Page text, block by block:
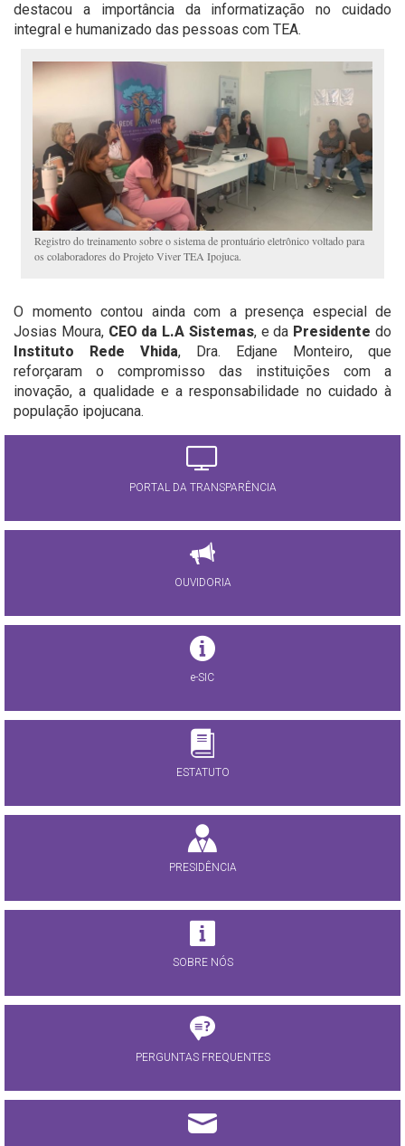
destacou a importância da informatização no cuidado
integral e humanizado das pessoas com TEA.
Registro do treinamento sobre o sistema de prontuário eletrônico voltado para
os colaboradores do Projeto Viver TEA Ipojuca.
O momento contou ainda com a presença especial de
Josias Moura, CEO da L.A Sistemas, e da Presidente do
Instituto Rede Vhida, Dra. Edjane Monteiro, que
reforçaram o compromisso das instituições com a
inovação, a qualidade e a responsabilidade no cuidado à
população ipojucana.
PORTAL DA TRANSPARÊNCIA
OUVIDORIA
e-SIC
ESTATUTO
PRESIDÊNCIA
SOBRE NÓS
PERGUNTAS FREQUENTES